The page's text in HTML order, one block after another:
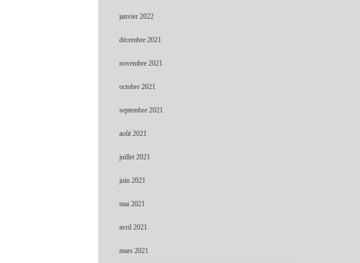
janvier 2022
décembre 2021
novembre 2021
octobre 2021
septembre 2021
août 2021
juillet 2021
juin 2021
mai 2021
avril 2021
mars 2021